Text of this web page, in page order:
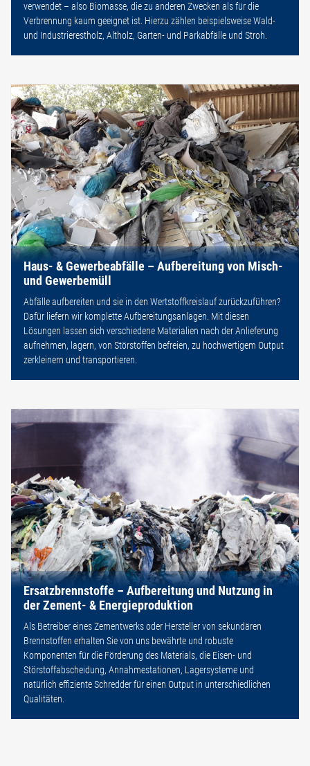
verwendet – also Biomasse, die zu anderen Zwecken als für die
Verbrennung kaum geeignet ist. Hierzu zählen beispielsweise Wald-
und Industrierestholz, Altholz, Garten- und Parkabfälle und Stroh.
Haus- & Gewerbeabfälle – Aufbereitung von Misch-
und Gewerbemüll
Abfälle aufbereiten und sie in den Wertstoffkreislauf zurückzuführen?
Dafür liefern wir komplette Aufbereitungsanlagen. Mit diesen
Lösungen lassen sich verschiedene Materialien nach der Anlieferung
aufnehmen, lagern, von Störstoffen befreien, zu hochwertigem Output
zerkleinern und transportieren.
Ersatzbrennstoffe – Aufbereitung und Nutzung in
der Zement- & Energieproduktion
Als Betreiber eines Zementwerks oder Hersteller von sekundären
Brennstoffen erhalten Sie von uns bewährte und robuste
Komponenten für die Förderung des Materials, die Eisen- und
Störstoffabscheidung, Annahmestationen, Lagersysteme und
natürlich effiziente Schredder für einen Output in unterschiedlichen
Qualitäten.